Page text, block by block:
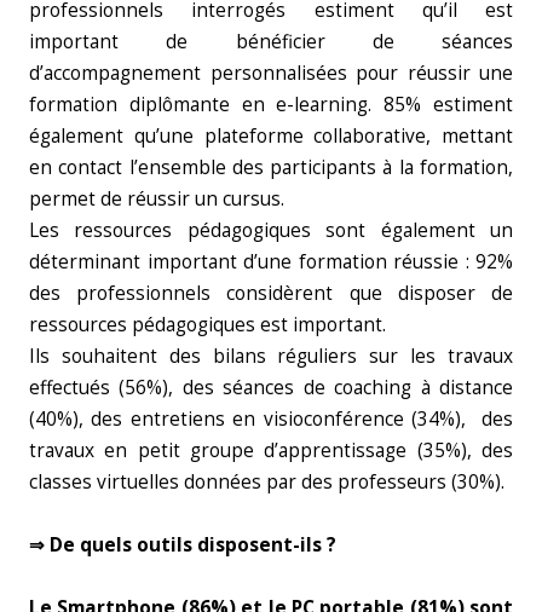
professionnels interrogés estiment qu’il est
important de bénéficier de séances
d’accompagnement personnalisées pour réussir une
formation diplômante en e-learning. 85% estiment
également qu’une plateforme collaborative, mettant
en contact l’ensemble des participants à la formation,
permet de réussir un cursus.
Les ressources pédagogiques sont également un
déterminant important d’une formation réussie : 92%
des professionnels considèrent que disposer de
ressources pédagogiques est important.
Ils souhaitent des bilans réguliers sur les travaux
effectués (56%), des séances de coaching à distance
(40%), des entretiens en visioconférence (34%), des
travaux en petit groupe d’apprentissage (35%), des
classes virtuelles données par des professeurs (30%).
⇒ De quels outils disposent-ils ?